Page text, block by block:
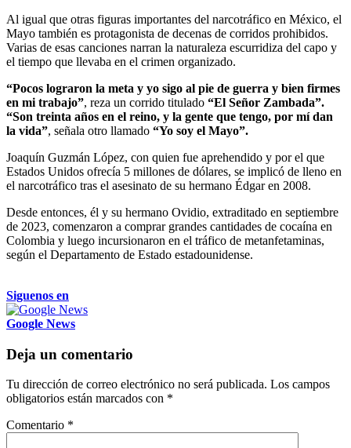
Al igual que otras figuras importantes del narcotráfico en México, el
Mayo también es protagonista de decenas de corridos prohibidos.
Varias de esas canciones narran la naturaleza escurridiza del capo y
el tiempo que llevaba en el crimen organizado.
“Pocos lograron la meta y yo sigo al pie de guerra y bien firmes
en mi trabajo”, reza un corrido titulado “El Señor Zambada”.
“Son treinta años en el reino, y la gente que tengo, por mí dan
la vida”, señala otro llamado “Yo soy el Mayo”.
Joaquín Guzmán López, con quien fue aprehendido y por el que
Estados Unidos ofrecía 5 millones de dólares, se implicó de lleno en
el narcotráfico tras el asesinato de su hermano Édgar en 2008.
Desde entonces, él y su hermano Ovidio, extraditado en septiembre
de 2023, comenzaron a comprar grandes cantidades de cocaína en
Colombia y luego incursionaron en el tráfico de metanfetaminas,
según el Departamento de Estado estadounidense.
Siguenos en
Google News
Deja un comentario
Tu dirección de correo electrónico no será publicada. Los campos
obligatorios están marcados con *
Comentario *